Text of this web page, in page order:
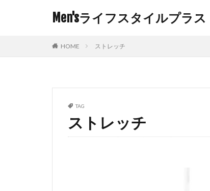
Men'sライフスタイルプラス
HOME ストレッチ
TAG
ストレッチ